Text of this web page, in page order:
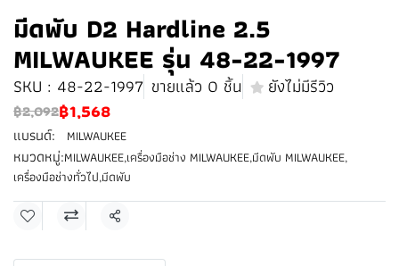
มีดพับ D2 Hardline 2.5
MILWAUKEE รุ่น 48-22-1997
SKU : 48-22-1997 ขายแล้ว 0 ชิ้น ยังไม่มีรีวิว
฿2,092฿1,568
แบรนด์: MILWAUKEE
หมวดหมู่:MILWAUKEE,เครื่องมือช่าง MILWAUKEE,มีดพับ MILWAUKEE,
เครื่องมือช่างทั่วไป,มีดพับ
แชร์